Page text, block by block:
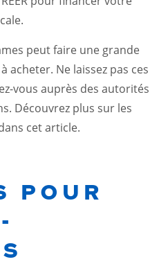
peut faire une grande
acheter. Ne laissez pas ces
vous auprès des autorités
Découvrez plus sur les
cet article.
POUR